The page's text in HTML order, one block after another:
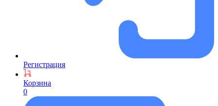
Регистрация
Корзина
0